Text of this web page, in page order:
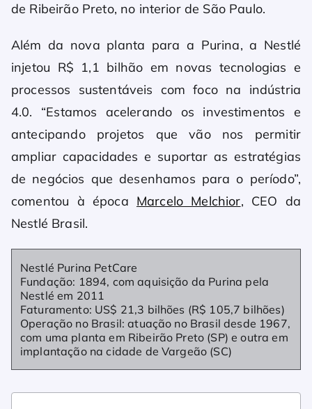
de Ribeirão Preto, no interior de São Paulo.
Além da nova planta para a Purina, a Nestlé
injetou R$ 1,1 bilhão em novas tecnologias e
processos sustentáveis com foco na indústria
4.0. “Estamos acelerando os investimentos e
antecipando projetos que vão nos permitir
ampliar capacidades e suportar as estratégias
de negócios que desenhamos para o período”,
comentou à época Marcelo Melchior, CEO da
Nestlé Brasil.
Nestlé Purina PetCare
Fundação: 1894, com aquisição da Purina pela
Nestlé em 2011
Faturamento: US$ 21,3 bilhões (R$ 105,7 bilhões)
Operação no Brasil: atuação no Brasil desde 1967,
com uma planta em Ribeirão Preto (SP) e outra em
implantação na cidade de Vargeão (SC)